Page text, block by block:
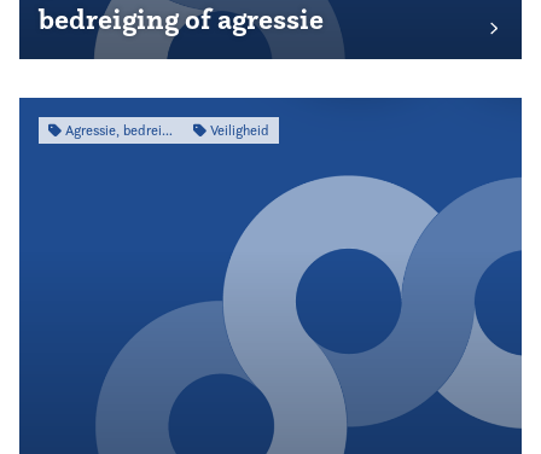
bedreiging of agressie
Agressie, bedreiging & intimidatie Veiligheid